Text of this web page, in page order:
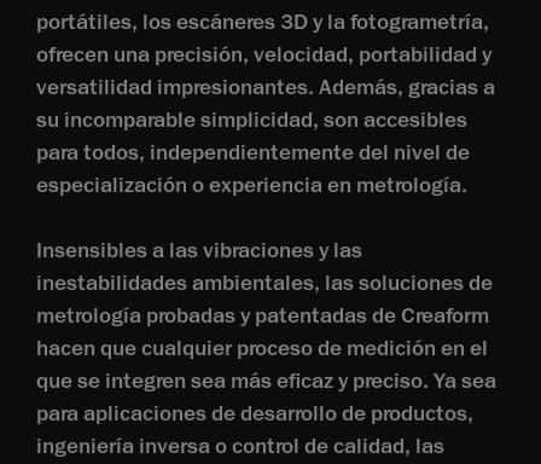
portátiles, los escáneres 3D y la fotogrametría,
ofrecen una precisión, velocidad, portabilidad y
versatilidad impresionantes. Además, gracias a
su incomparable simplicidad, son accesibles
para todos, independientemente del nivel de
especialización o experiencia en metrología.
Insensibles a las vibraciones y las
inestabilidades ambientales, las soluciones de
metrología probadas y patentadas de Creaform
hacen que cualquier proceso de medición en el
que se integren sea más eficaz y preciso. Ya sea
para aplicaciones de desarrollo de productos,
ingeniería inversa o control de calidad, las